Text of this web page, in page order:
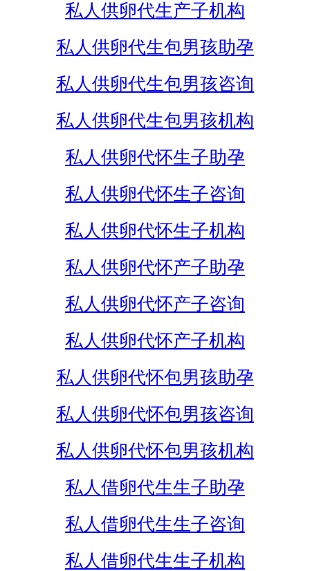
私人供卵代生产子机构
私人供卵代生包男孩助孕
私人供卵代生包男孩咨询
私人供卵代生包男孩机构
私人供卵代怀生子助孕
私人供卵代怀生子咨询
私人供卵代怀生子机构
私人供卵代怀产子助孕
私人供卵代怀产子咨询
私人供卵代怀产子机构
私人供卵代怀包男孩助孕
私人供卵代怀包男孩咨询
私人供卵代怀包男孩机构
私人借卵代生生子助孕
私人借卵代生生子咨询
私人借卵代生生子机构